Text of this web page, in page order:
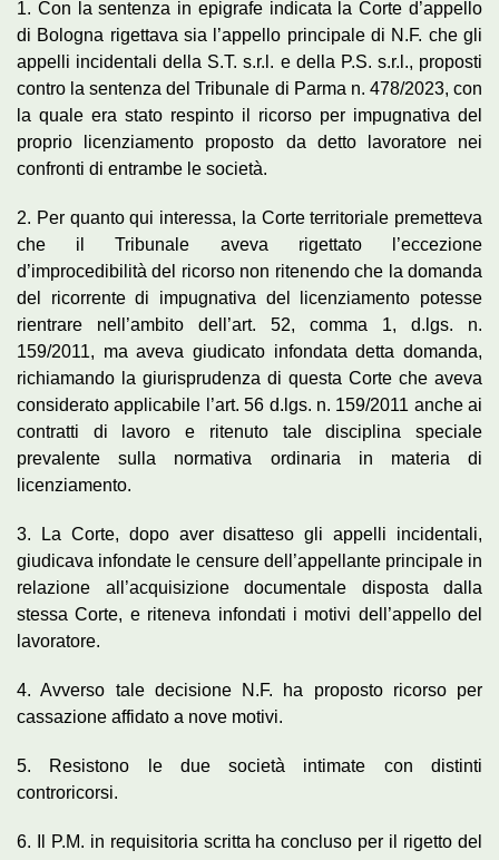
1. Con la sentenza in epigrafe indicata la Corte d’appello
di Bologna rigettava sia l’appello principale di N.F. che gli
appelli incidentali della S.T. s.r.l. e della P.S. s.r.l., proposti
contro la sentenza del Tribunale di Parma n. 478/2023, con
la quale era stato respinto il ricorso per impugnativa del
proprio licenziamento proposto da detto lavoratore nei
confronti di entrambe le società.
2. Per quanto qui interessa, la Corte territoriale premetteva
che il Tribunale aveva rigettato l’eccezione
d’improcedibilità del ricorso non ritenendo che la domanda
del ricorrente di impugnativa del licenziamento potesse
rientrare nell’ambito dell’art. 52, comma 1, d.lgs. n.
159/2011, ma aveva giudicato infondata detta domanda,
richiamando la giurisprudenza di questa Corte che aveva
considerato applicabile l’art. 56 d.lgs. n. 159/2011 anche ai
contratti di lavoro e ritenuto tale disciplina speciale
prevalente sulla normativa ordinaria in materia di
licenziamento.
3. La Corte, dopo aver disatteso gli appelli incidentali,
giudicava infondate le censure dell’appellante principale in
relazione all’acquisizione documentale disposta dalla
stessa Corte, e riteneva infondati i motivi dell’appello del
lavoratore.
4. Avverso tale decisione N.F. ha proposto ricorso per
cassazione affidato a nove motivi.
5. Resistono le due società intimate con distinti
controricorsi.
6. Il P.M. in requisitoria scritta ha concluso per il rigetto del